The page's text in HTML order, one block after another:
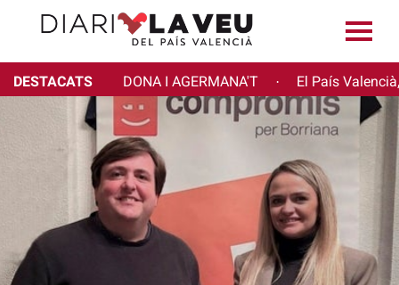
DESTACATS DONA I AGERMANA'T · El País